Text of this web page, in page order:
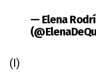
— Elena
(I)